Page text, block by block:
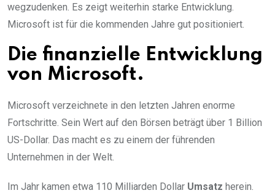
wegzudenken. Es zeigt weiterhin starke Entwicklung.
Microsoft ist für die kommenden Jahre gut positioniert.
Die finanzielle Entwicklung
von Microsoft.
Microsoft verzeichnete in den letzten Jahren enorme
Fortschritte. Sein Wert auf den Börsen beträgt über 1 Billion
US-Dollar. Das macht es zu einem der führenden
Unternehmen in der Welt.
Im Jahr kamen etwa 110 Milliarden Dollar Umsatz herein.